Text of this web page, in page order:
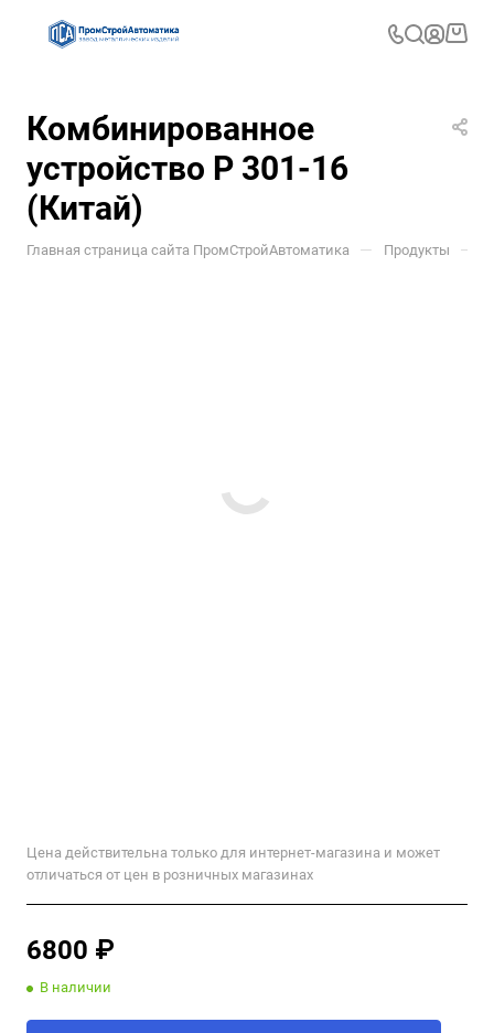
Комбинированное
устройство P 301-16
(Китай)
Главная страница сайта ПромСтройАвтоматика — Продукты —
Цена действительна только для интернет-магазина и может
отличаться от цен в розничных магазинах
6800 ₽
В наличии